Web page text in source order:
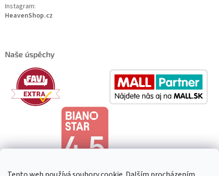
Instagram:
HeavenShop.cz
Naše úspěchy